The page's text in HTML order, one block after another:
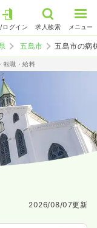
ログイン 求人検索 メニュー
五島市 五島市の病
転職・給料
2026/08/07更新